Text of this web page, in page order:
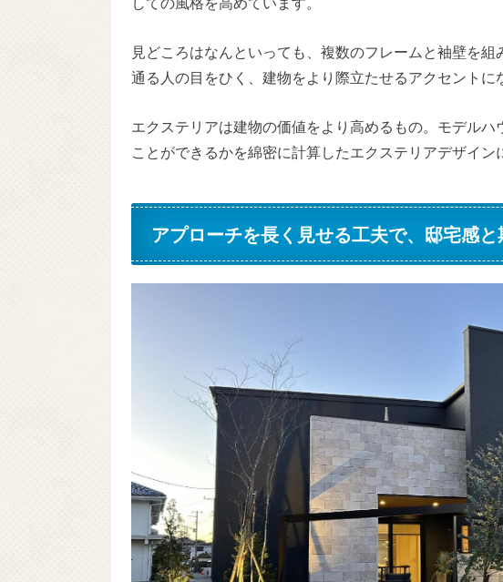
見どころはなんといっても、複数のフレームと袖壁を
通る人の目をひく、建物をより際立たせるアクセントに
エクステリアは建物の価値をより高めるもの。モデル
ことができるかを綿密に計算したエクステリアデザイン
アプローチを長く見せる工夫で、邸宅感と